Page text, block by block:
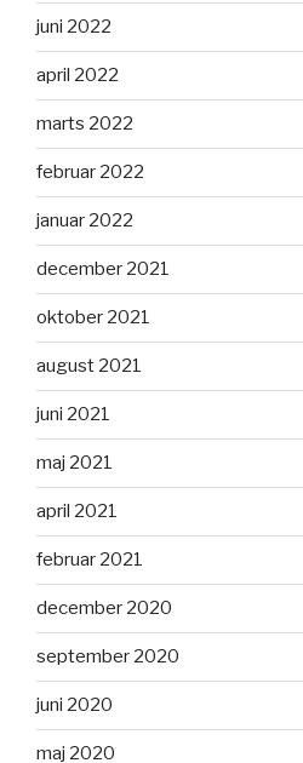
juni 2022
april 2022
marts 2022
februar 2022
januar 2022
december 2021
oktober 2021
august 2021
juni 2021
maj 2021
april 2021
februar 2021
december 2020
september 2020
juni 2020
maj 2020